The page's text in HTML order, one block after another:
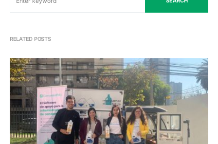
RELATED POSTS